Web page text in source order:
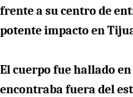
frente a su centro de
potente impacto en
El cuerpo fue hallado
encontraba fuera del